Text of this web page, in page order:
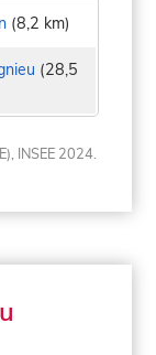
(8,2 km)
(28,5
INSEE 2024.